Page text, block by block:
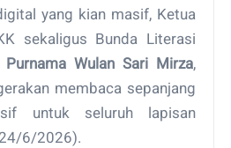
yang kian masif, Ketua
sekaligus Bunda Literasi
Purnama Wulan Sari Mirza,
membaca sepanjang
untuk seluruh lapisan
6/2026).